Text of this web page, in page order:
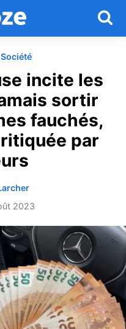
Société
incite les
sortir
fauchés,
par
2023